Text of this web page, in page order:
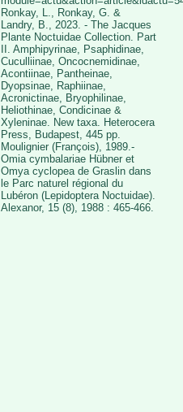
Ronkay, L., Ronkay, G. &
Landry, B., 2023. - The Jacques
Plante Noctuidae Collection. Part
II. Amphipyrinae, Psaphidinae,
Cuculliinae, Oncocnemidinae,
Acontiinae, Pantheinae,
Dyopsinae, Raphiinae,
Acronictinae, Bryophilinae,
Heliothinae, Condicinae &
Xyleninae. New taxa. Heterocera
Press, Budapest, 445 pp.
Moulignier (François), 1989.-
Omia cymbalariae Hübner et
Omya cyclopea de Graslin dans
le Parc naturel régional du
Lubéron (Lepidoptera Noctuidae).
Alexanor, 15 (8), 1988 : 465-466.